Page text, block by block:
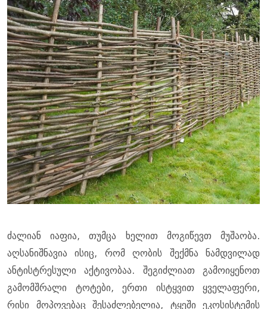
ძალიან იაფია, თუმცა ხელით მოგიწევთ მუშაობა.
აღსანიშნავია ისიც, რომ ღობის შექმნა ნამდვილად
ანტისტრესული აქტივობაა. შეგიძლიათ გამოიყენოთ
გამომშრალი ტოტები, ერთი ისტყვით ყველაფერი,
რისი მოპოვებაც შესაძლებელია, ტყეში ეკოსისტემის